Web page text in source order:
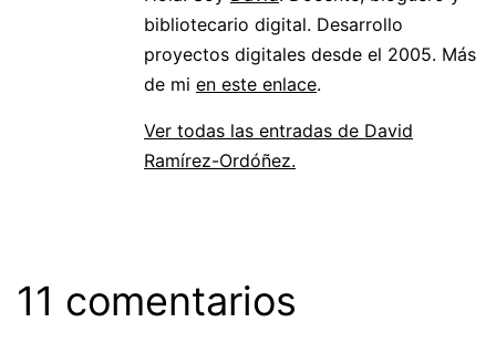
bibliotecario digital. Desarrollo
proyectos digitales desde el 2005. Más
de mi en este enlace.
Ver todas las entradas de David
Ramírez-Ordóñez.
11 comentarios